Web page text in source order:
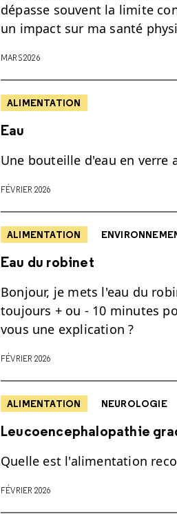
dépasse souvent la limite
un impact sur ma santé
MARS 2026
ALIMENTATION
Eau
Une bouteille d'eau en verre
FÉVRIER 2026
ALIMENTATION
Eau du robinet
Bonjour, je mets l'eau du
toujours + ou - 10 minutes
vous une explication ?
FÉVRIER 2026
ALIMENTATION NEUROLOGIE
Leucoencephalopathie
Quelle est l'alimentation
FÉVRIER 2026